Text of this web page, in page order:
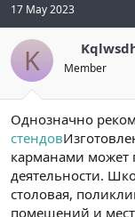
17 May 2023
K Member
Однозначно
стендов
карманами может
деятельности.
столовая,
помещений и